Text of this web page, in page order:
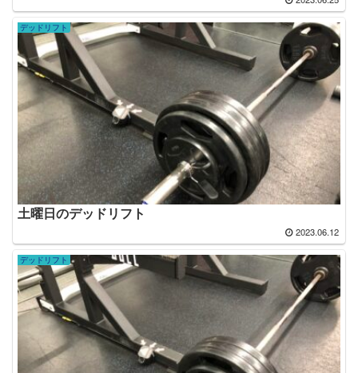
デッドリフト
土曜日のデッドリフト
2023.06.12
デッドリフト